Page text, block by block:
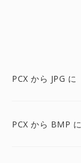
PCX から JPG に
PCX から BMP に